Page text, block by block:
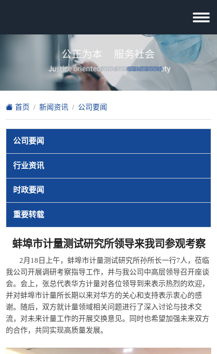
首页 新闻资讯 公司要闻
公司要闻
行业资讯
时政要闻
重要转载
蚌埠市计量测试研究所领导来我司参观考察
2月18日上午，蚌埠市计量测试研究所孙所长一行7人，莅临
我公司开展调研考察指导工作，并与我公司中高层领导召开座谈
会。会上，张总代表华方计量对各位领导到来表示热烈的欢迎，
并对蚌埠市计量所长期以来对华方的关心和支持表示衷心的感
谢。随后，双方就计量领域相关问题进行了深入讨论与技术交
流，对未来计量工作的开展交换意见。同时也希望加强未来双方
的合作，共同实现高质量发展。